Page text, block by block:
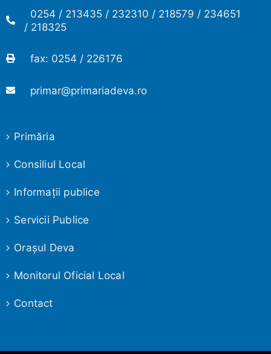
0254 / 213435 / 232310 / 218579 / 234651
/ 218325
fax: 0254 / 226176
primar@primariadeva.ro
Primăria
Consiliul Local
Informaţii publice
Servicii Publice
Oraşul Deva
Monitorul Oficial Local
Contact